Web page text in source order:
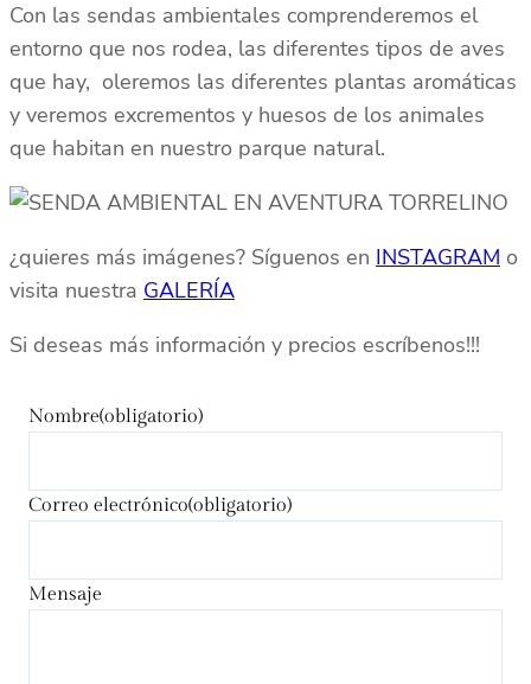
Con las sendas ambientales comprenderemos el
entorno que nos rodea, las diferentes tipos de aves
que hay, oleremos las diferentes plantas aromáticas
y veremos excrementos y huesos de los animales
que habitan en nuestro parque natural.
¿quieres más imágenes? Síguenos en INSTAGRAM o
visita nuestra GALERÍA
Si deseas más información y precios escríbenos!!!
Nombre(obligatorio)
Correo electrónico(obligatorio)
Mensaje